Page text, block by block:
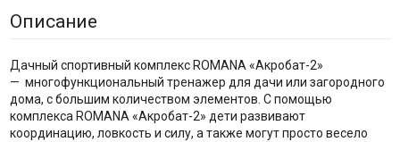
Описание
Дачный спортивный комплекс ROMANA «Акробат-2»
— многофункциональный тренажер для дачи или загородного
дома, с большим количеством элементов. С помощью
комплекса ROMANA «Акробат-2» дети развивают
координацию, ловкость и силу, а также могут просто весело